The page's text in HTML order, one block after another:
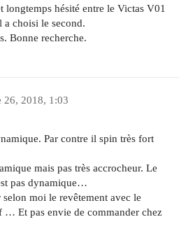
longtemps hésité entre le Victas V01
a choisi le second.
Bonne recherche.
26, 2018, 1:03
Par contre il spin très fort
mais pas très accrocheur. Le
pas dynamique…
moi le revêtement avec le
Et pas envie de commander chez